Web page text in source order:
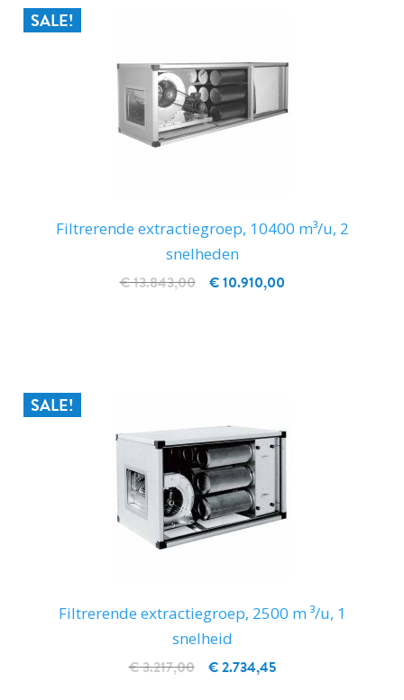
SALE!
Filtrerende extractiegroep, 10400 m³/u, 2
snelheden
€ 10.910,00
€ 13.843,00
SALE!
Filtrerende extractiegroep, 2500 m ³/u, 1
snelheid
€ 2.734,45
€ 3.217,00